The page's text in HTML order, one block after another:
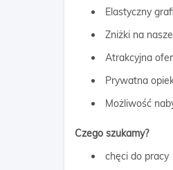
Elastyczny
Zniżki na
Atrakcyjna
Prywatna
Możliwość
Czego szukamy?
chęci do pracy